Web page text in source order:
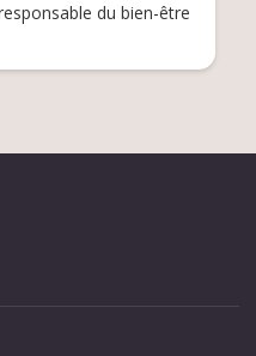
du bien-être